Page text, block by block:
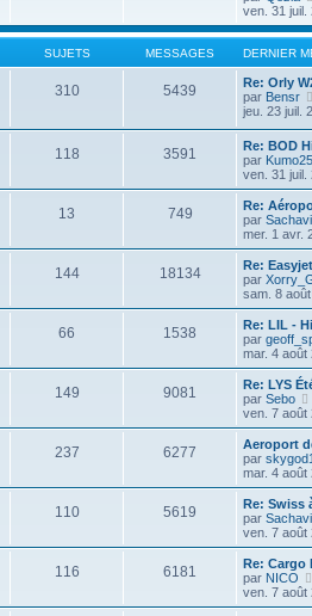
ven. 31 juil.
SUJETS MESSAGES DERNIER
310 5439
Re: Orly
par Bensr
jeu. 23 juil.
118 3591
Re: BOD
par Kumo25
ven. 31 juil.
13 749
Re:
par
mer. 1 avr.
144 18134
Re:
par
sam. 8
66 1538
Re: LIL -
par
mar. 4 août
149 9081
Re: LYS
par Sebo
ven. 7 août
237 6277
Aeroport
par skygod1
mar. 4 août
110 5619
Re: Swiss
par
ven. 7 août
116 6181
Re: Cargo
par NICO
ven. 7 août